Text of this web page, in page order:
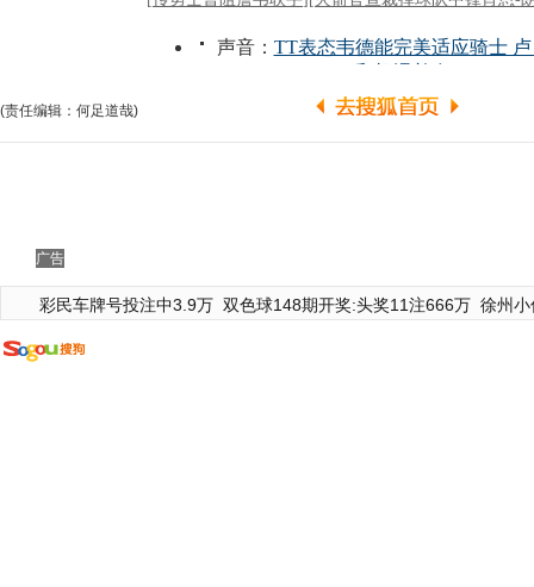
(责任编辑：何足道哉)
广告
彩民车牌号投注中3.9万 双色球148期开奖:头奖11注666万 徐州